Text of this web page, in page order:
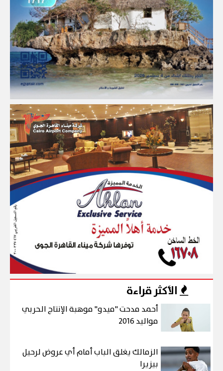
الأكثر قراءة
أحمد مدحت "ميدو" موهبة الإنتاج الحربي
مواليد 2016
الزمالك يغلق الباب أمام أي عروض لرحيل
بيزيرا